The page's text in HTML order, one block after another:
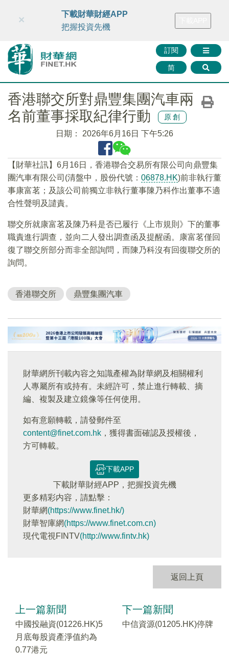
財華智庫網 FINTV FINMETA 財華證券 媒體矩陣
訂閱
简
×
下載財華財經APP
把握投資先機
香港聯交所對鼎豐集團汽車兩
名前董事採取紀律行動
原創
日期： 2026年6月16日 下午5:26
【財華社訊】6月16日，香港聯合交易所有限公司向鼎豐集
團汽車有限公司(清盤中，股份代號： 06878.HK)前非執行董
事康富茗；及該公司前獨立非執行董事陳乃科作出董事不適
合性聲明及譴責。
聯交所就康富茗及陳乃科是否已履行《上市規則》下的董事
職責進行調查，並向二人發出調查函及提醒函。康富茗僅回
復了聯交所部分而非全部詢問，而陳乃科沒有回復聯交所的
詢問。
香港聯交所 鼎豐集團汽車
財華網所刊載內容之知識產權為財華網及相關權利
人專屬所有或持有。未經許可，禁止進行轉載、摘
編、複製及建立鏡像等任何使用。
如有意願轉載，請發郵件至
content@finet.com.hk ，獲得書面確認及授權後，
方可轉載。
下載APP
下載財華財經APP，把握投資先機
更多精彩内容，請點擊：
財華網(https://www.finet.hk/)
財華智庫網(https://www.finet.com.cn)
現代電視FINTV(http://www.fintv.hk)
返回上頁
上一篇新聞
中國投融資(01226.HK)5
月底每股資產淨值約為
0.77港元
下一篇新聞
中信資源(01205.HK)停牌